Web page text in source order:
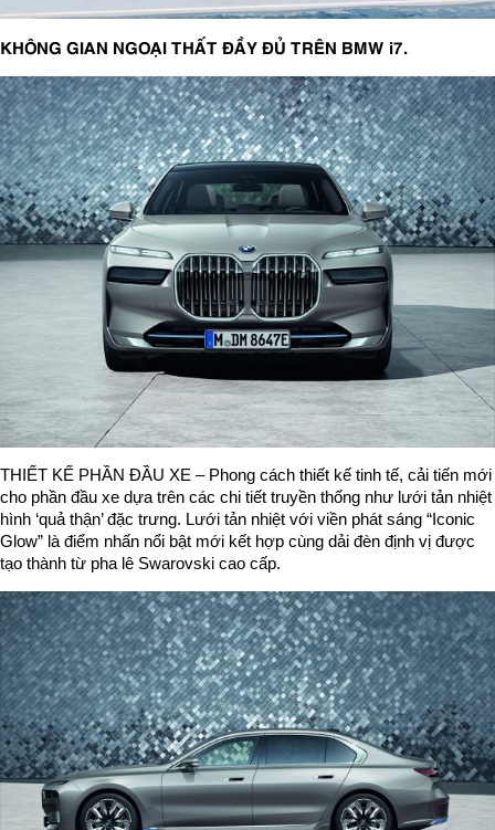
KHÔNG GIAN NGOẠI THẤT ĐẦY ĐỦ TRÊN BMW i7.
THIẾT KẾ PHẦN ĐẦU XE – Phong cách thiết kế tinh tế, cải tiến mới
cho phần đầu xe dựa trên các chi tiết truyền thống như lưới tản nhiệt
hình ‘quả thận’ đặc trưng. Lưới tản nhiệt với viền phát sáng “Iconic
Glow” là điểm nhấn nổi bật mới kết hợp cùng dải đèn định vị được
tạo thành từ pha lê Swarovski cao cấp.